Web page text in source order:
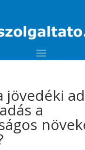
jövedéki
a